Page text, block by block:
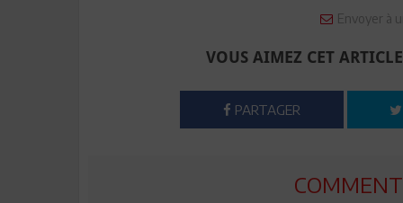
Envoyer à
VOUS AIMEZ CET
PARTAGER